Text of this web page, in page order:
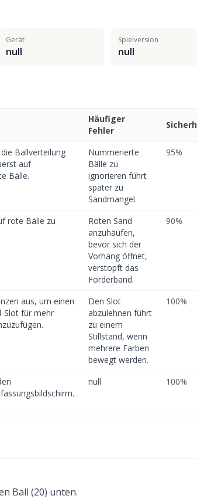
Gerät
null
Spielversion
null
Häufiger
Fehler
Ballverteilung
auf
Bälle.
Nummerierte
Bälle zu
ignorieren führt
später zu
Sandmangel.
95%
rote Bälle zu
Roten Sand
anzuhäufen,
bevor sich der
Vorhang öffnet,
verstopft das
Förderband.
90%
aus, um einen
Slot für mehr
Den Slot
abzulehnen führt
zu einem
Stillstand, wenn
mehrere Farben
bewegt werden.
100%
null 100%
Ball (20) unten.